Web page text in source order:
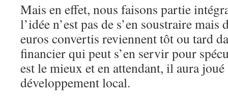
Mais en effet, nous faisons partie
l’idée n’est pas de s’en soustraire mais
euros convertis reviennent tôt ou tard
financier qui peut s’en servir pour
est le mieux et en attendant, il aura
développement local.